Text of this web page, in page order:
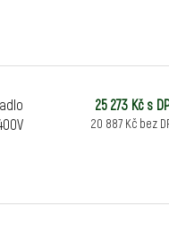
25 273 Kč s
20 887 Kč bez